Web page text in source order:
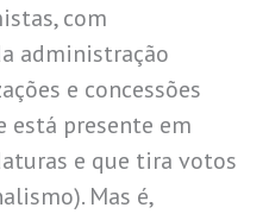
com
administração
e concessões
está presente em
e que tira votos
Mas é,